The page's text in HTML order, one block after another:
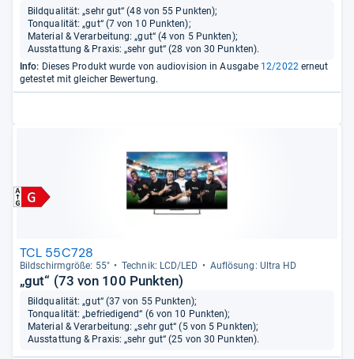
Bildqualität: „sehr gut“ (48 von 55 Punkten);
Tonqualität: „gut“ (7 von 10 Punkten);
Material & Verarbeitung: „gut“ (4 von 5 Punkten);
Ausstattung & Praxis: „sehr gut“ (28 von 30 Punkten).
Info: Dieses Produkt wurde von audiovision in Ausgabe 12/2022erneut
getestet mit gleicher Bewertung.
TCL 55C728
Bild­schirm­größe: 55" Tech­nik: LCD/LED Auf­lö­sung: Ultra HD
„gut“ (73 von 100 Punkten)
Bildqualität: „gut“ (37 von 55 Punkten);
Tonqualität: „befriedigend“ (6 von 10 Punkten);
Material & Verarbeitung: „sehr gut“ (5 von 5 Punkten);
Ausstattung & Praxis: „sehr gut“ (25 von 30 Punkten).